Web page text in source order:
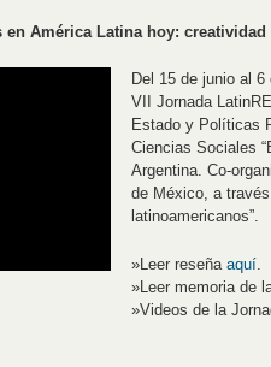
en América Latina hoy:
Del 15 de junio al
VII Jornada
Estado y Políticas
Ciencias Sociales
Argentina. Co-
de México, a
latinoamericanos”.
»Leer reseña aquí.
»Leer memoria de
»Videos de la